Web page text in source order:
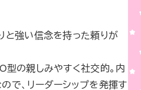
と強い信念を持った頼りが
型の親しみやすく社交的。内
で、リーダーシップを発揮す